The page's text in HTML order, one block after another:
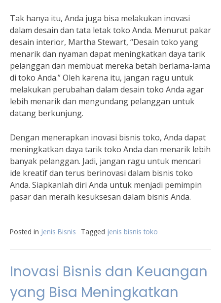
Tak hanya itu, Anda juga bisa melakukan inovasi
dalam desain dan tata letak toko Anda. Menurut pakar
desain interior, Martha Stewart, “Desain toko yang
menarik dan nyaman dapat meningkatkan daya tarik
pelanggan dan membuat mereka betah berlama-lama
di toko Anda.” Oleh karena itu, jangan ragu untuk
melakukan perubahan dalam desain toko Anda agar
lebih menarik dan mengundang pelanggan untuk
datang berkunjung.
Dengan menerapkan inovasi bisnis toko, Anda dapat
meningkatkan daya tarik toko Anda dan menarik lebih
banyak pelanggan. Jadi, jangan ragu untuk mencari
ide kreatif dan terus berinovasi dalam bisnis toko
Anda. Siapkanlah diri Anda untuk menjadi pemimpin
pasar dan meraih kesuksesan dalam bisnis Anda.
Posted in Jenis Bisnis Tagged jenis bisnis toko
Inovasi Bisnis dan Keuangan
yang Bisa Meningkatkan